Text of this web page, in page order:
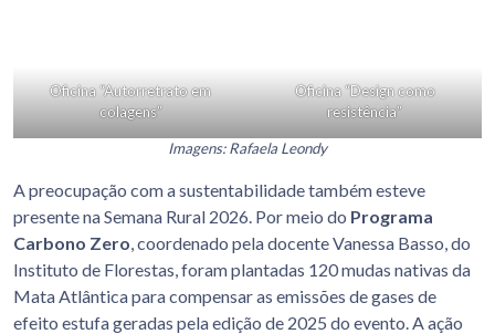
Oficina “Autorretrato em
colagens”
Oficina “Design como
resistência”
Imagens: Rafaela Leondy
A preocupação com a sustentabilidade também esteve
presente na Semana Rural 2026. Por meio do Programa
Carbono Zero , coordenado pela docente Vanessa Basso, do
Instituto de Florestas, foram plantadas 120 mudas nativas da
Mata Atlântica para compensar as emissões de gases de
efeito estufa geradas pela edição de 2025 do evento. A ação